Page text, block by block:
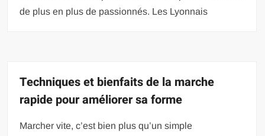
de plus en plus de passionnés. Les Lyonnais
Techniques et bienfaits de la marche
rapide pour améliorer sa forme
Marcher vite, c’est bien plus qu’un simple